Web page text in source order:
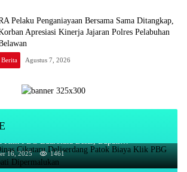
Pelaku Penganiayaan Bersama Sama Ditangkap,
Apresiasi Kinerja Jajaran Polres Pelabuhan
Berita Agustus 7, 2026
Bayangan Dinas Cikataru Deliserdang Patok
16, 2025 1461